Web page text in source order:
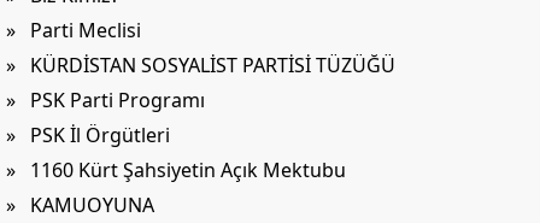
» Parti Meclisi
» KÜRDİSTAN SOSYALİST PARTİSİ TÜZÜĞÜ
» PSK Parti Programı
» PSK İl Örgütleri
» 1160 Kürt Şahsiyetin Açık Mektubu
» KAMUOYUNA